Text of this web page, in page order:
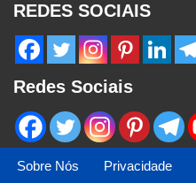
REDES SOCIAIS
Redes Sociais
Sobre Nós Privacidade